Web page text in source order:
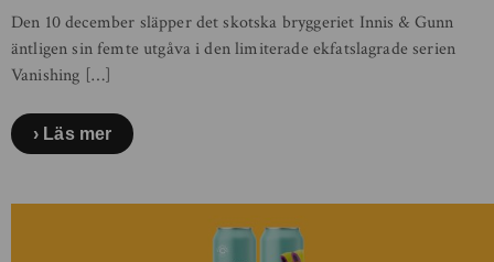
Den 10 december släpper det skotska bryggeriet Innis & Gunn
äntligen sin femte utgåva i den limiterade ekfatslagrade serien
Vanishing […]
Läs mer